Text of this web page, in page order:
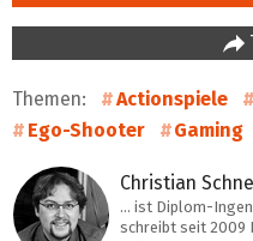
Themen: Actionspiele
Ego-Shooter
Gaming
Christian
… ist Diplom-
schreibt seit 2009